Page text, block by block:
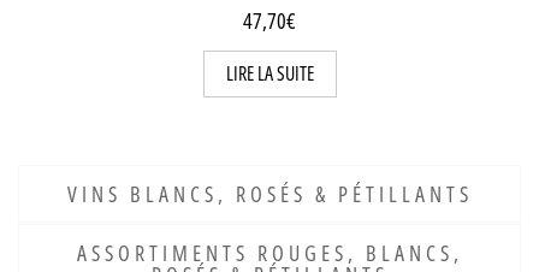
47,70€
LIRE LA SUITE
VINS BLANCS, ROSÉS & PÉTILLANTS
ASSORTIMENTS ROUGES, BLANCS,